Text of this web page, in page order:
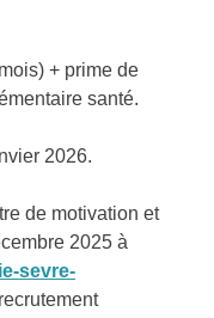
+ prime de
santé.
2026.
de motivation et
2025 à
sevre-